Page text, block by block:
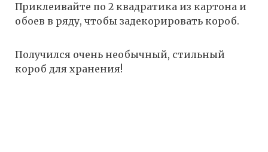
Приклеивайте по 2 квадратика из картона и
обоев в ряду, чтобы задекорировать короб.
Получился очень необычный, стильный
короб для хранения!